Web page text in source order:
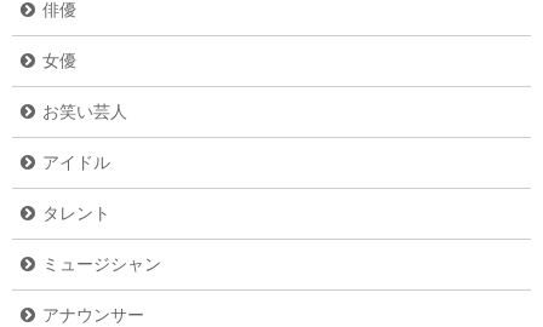
俳優
女優
お笑い芸人
アイドル
タレント
ミュージシャン
アナウンサー